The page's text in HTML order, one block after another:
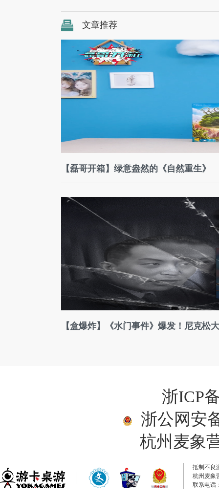
文章推荐
【磊哥开箱】绿意盎然的《自然重生》
【盒爆炸】《水门事件》爆发！尼克松
浙ICP
浙公网安
杭州麦象
抵制不良
杭州麦象
联系电话